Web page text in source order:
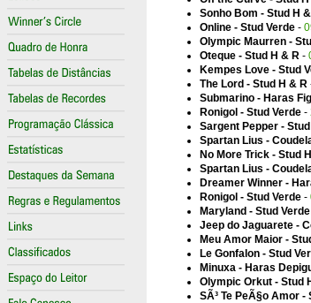
Sonho Bom - Stud H
Online - Stud Verde -
Olympic Maurren -
Oteque - Stud H & R -
Kempes Love - Stud
The Lord - Stud H & R
Submarino - Haras
Ronigol - Stud Verde -
Sargent Pepper -
Spartan Lius -
No More Trick - Stud
Spartan Lius -
Dreamer Winner -
Ronigol - Stud Verde -
Maryland - Stud Verde
Jeep do Jaguarete -
Meu Amor Maior -
Le Gonfalon - Stud
Minuxa - Haras
Olympic Orkut - Stud
SÃ³ Te PeÃ§o Amor -